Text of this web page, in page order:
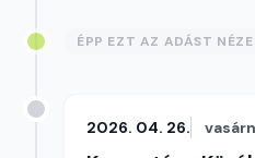
ÉPP EZT AZ ADÁST
2026. 04. 26.